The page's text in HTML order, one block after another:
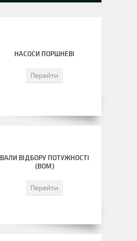
НАСОСИ ПОРШНЕВІ
Перейти
ВАЛИ ВІДБОРУ ПОТУЖНОСТІ
(ВОМ)
Перейти